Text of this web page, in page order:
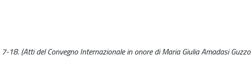
(Atti del Convegno Internazionale in onore di Maria Giulia Amadasi Guzzo